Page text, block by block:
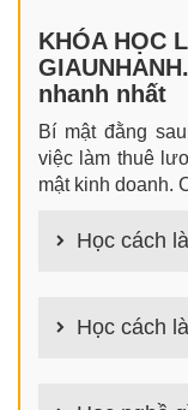
KHÓA HỌC
nhanh nhất
Bí mật đằng
việc làm thuê
mật kinh doanh.
Học cách
nhưng hiệu quả
cả khi không có
Học cách
làm giàu từ